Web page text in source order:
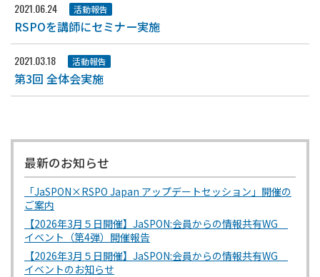
2021.06.24 活動報告
RSPOを講師にセミナー実施
2021.03.18 活動報告
第3回 全体会実施
最新のお知らせ
「JaSPON×RSPO Japan アップデートセッション」開催の
ご案内
【2026年3月５日開催】JaSPON:会員からの情報共有WG
イベント（第4弾）開催報告
【2026年3月５日開催】JaSPON:会員からの情報共有WG
イベントのお知らせ